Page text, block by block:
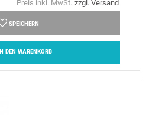
Preis inkl. MwSt. zzgl. Versand
SPEICHERN
IN DEN WARENKORB